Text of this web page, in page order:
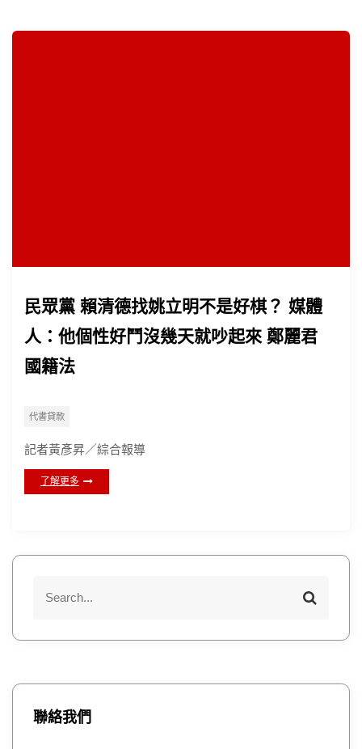
民眾黨 賴清德找姚立明不是好棋？ 媒體
人：他個性好鬥沒幾天就吵起來 鄭麗君
國籍法
代書貸款
記者黃彥昇／綜合報導
了解更多
f
S
r
聯絡我們